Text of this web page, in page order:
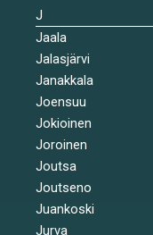
J
Jaala
Jalasjärvi
Janakkala
Joensuu
Jokioinen
Joroinen
Joutsa
Joutseno
Juankoski
Jurva